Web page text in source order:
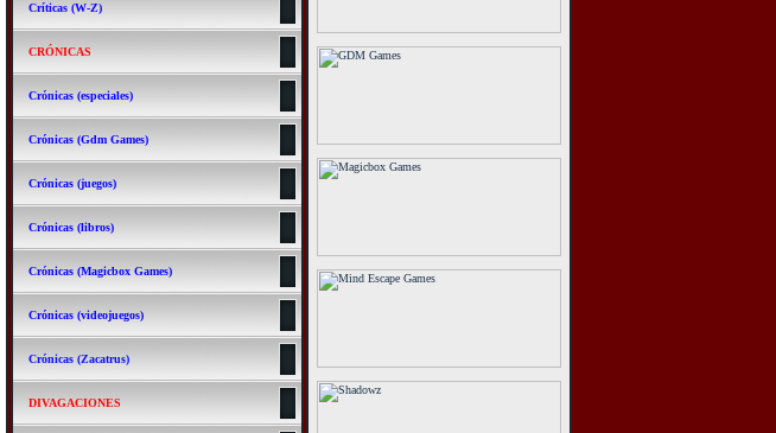
Críticas (W-Z)
CRÓNICAS
Crónicas (especiales)
Crónicas (Gdm Games)
Crónicas (juegos)
Crónicas (libros)
Crónicas (Magicbox Games)
Crónicas (videojuegos)
Crónicas (Zacatrus)
DIVAGACIONES